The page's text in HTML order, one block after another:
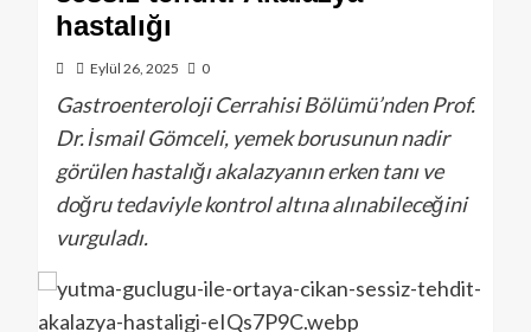
hastalığı
Eylül 26, 2025 0
Gastroenteroloji Cerrahisi Bölümü’nden Prof.
Dr. İsmail Gömceli, yemek borusunun nadir
görülen hastalığı akalazyanın erken tanı ve
doğru tedaviyle kontrol altına alınabileceğini
vurguladı.